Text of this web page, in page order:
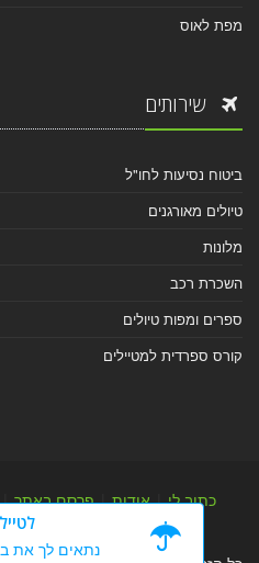
מפת לאוס
שירותים
ביטוח נסיעות לחו"ל
טיולים מאורגנים
מלונות
השכרת רכב
ספרים ומפות טיולים
קורס ספרדית למטיילים
כתוב לי|אודות|פרסם באתר|
מפת
נתאים לך את